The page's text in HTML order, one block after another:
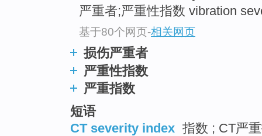
严重者;严重性指数 vibration
基于80个网页-相关网页
损伤严重者
严重性指数
严重指数
短语
CT severity index 指数 ; CT严